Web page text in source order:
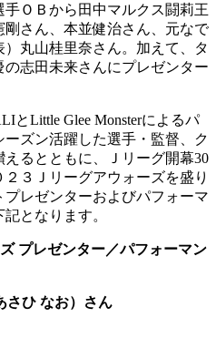
ＯＢから田中マルクス闘莉王
さん、本並健治さん、元なで
丸山桂里奈さん。加えて、タ
志田未来さんにプレゼンター
とLittle Glee Monsterによるパ
ズン活躍した選手・監督、ク
るとともに、Ｊリーグ開幕30
３Ｊリーグアウォーズを盛り
プレゼンターおよびパフォーマ
となります。
プレゼンター／パフォーマン
さひ なお）さん